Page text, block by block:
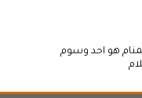
هو احد وسوم